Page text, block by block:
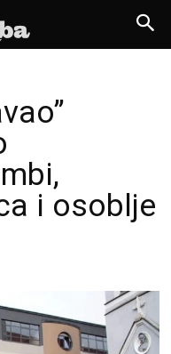
i osoblje